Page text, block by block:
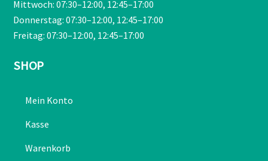
Mittwoch: 07:30–12:00, 12:45–17:00
Donnerstag: 07:30–12:00, 12:45–17:00
Freitag: 07:30–12:00, 12:45–17:00
SHOP
Mein Konto
Kasse
Warenkorb